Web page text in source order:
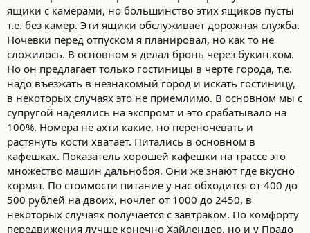
ящики с камерами, но большинство этих ящиков пусты
т.е. без камер. Эти ящики обслуживает дорожная служба.
Ночевки перед отпуском я планировал, но как то не
сложилось. В основном я делал бронь через букин.ком.
Но он предлагает только гостиницы в черте города, т.е.
надо въезжать в незнакомый город и искать гостиницу,
в некоторых случаях это не приемлимо. В основном мы с
супругой надеялись на экспромт и это срабатывало на
100%. Номера не ахти какие, но переночевать и
растянуть кости хватает. Питались в основном в
кафешках. Показатель хорошей кафешки на трассе это
множество машин дальнобоя. Они же знают где вкусно
кормят. По стоимости питание у нас обходится от 400 до
500 рублей на двоих, ночлег от 1000 до 2450, в
некоторых случаях получается с завтраком. По комфорту
передвижения лучше конечно Хайлендер, но и у Прадо